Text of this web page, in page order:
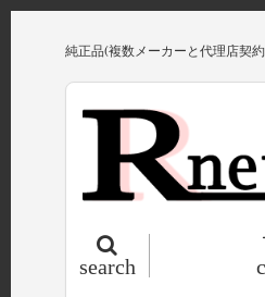
純正品(複数メーカーと代理店契
search